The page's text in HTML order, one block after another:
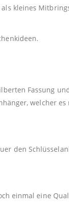
kleines
Fassung
welcher
den
einmal eine